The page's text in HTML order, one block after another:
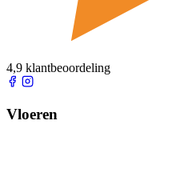
4,9 klantbeoordeling
Vloeren